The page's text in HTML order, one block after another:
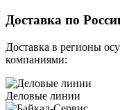
Доставка по
Доставка в регионы
компаниями:
Деловые линии